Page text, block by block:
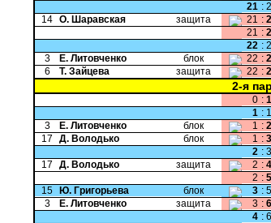
21 :
14 О. Шаравская защита 21 :
21 :
22 :
3
Е. Литовченко блок 22 :
6
Т. Зайцева защита 22 :
2-я
0 : 1
1 : 1
3
Е. Литовченко блок 1 : 2
17
Д. Володько блок 1 : 3
2 : 3
17
Д. Володько защита 2 : 4
2 : 5
15
Ю. Григорьева блок 3 : 5
3
Е. Литовченко защита 3 : 6
4 : 6